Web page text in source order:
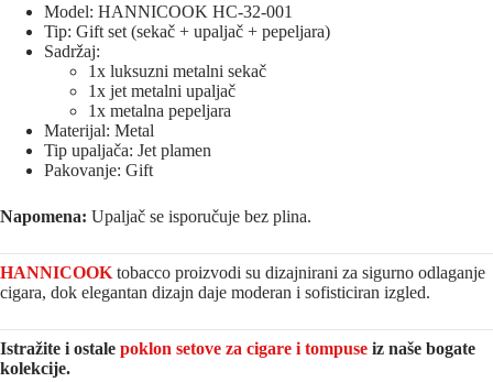
Model: HANNICOOK HC-32-001
Tip: Gift set (sekač + upaljač + pepeljara)
Sadržaj:
1x luksuzni metalni sekač
1x jet metalni upaljač
1x metalna pepeljara
Materijal: Metal
Tip upaljača: Jet plamen
Pakovanje: Gift
Napomena: Upaljač se isporučuje bez plina.
HANNICOOK tobacco proizvodi su dizajnirani za sigurno odlaganje
cigara, dok elegantan dizajn daje moderan i sofisticiran izgled.
Istražite i ostale poklon setove za cigare i tompuse iz naše bogate
kolekcije.